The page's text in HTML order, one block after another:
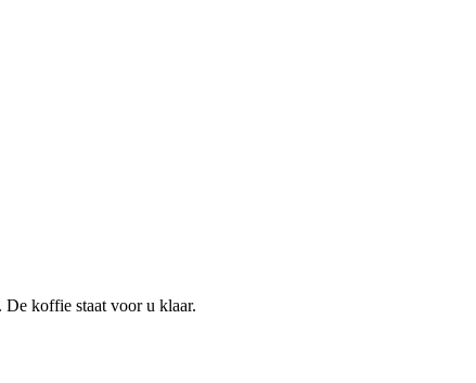
koffie staat voor u klaar.